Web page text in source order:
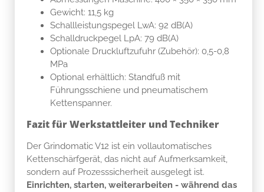
Gewicht: 11,5 kg
Schallleistungspegel LwA: 92 dB(A)
Schalldruckpegel LpA: 79 dB(A)
Optionale Druckluftzufuhr (Zubehör): 0,5-0,8
MPa
Optional erhältlich: Standfuß mit
Führungsschiene und pneumatischem
Kettenspanner.
Fazit für Werkstattleiter und Techniker
Der Grindomatic V12 ist ein vollautomatisches
Kettenschärfgerät, das nicht auf Aufmerksamkeit,
sondern auf Prozesssicherheit ausgelegt ist.
Einrichten, starten, weiterarbeiten - während das